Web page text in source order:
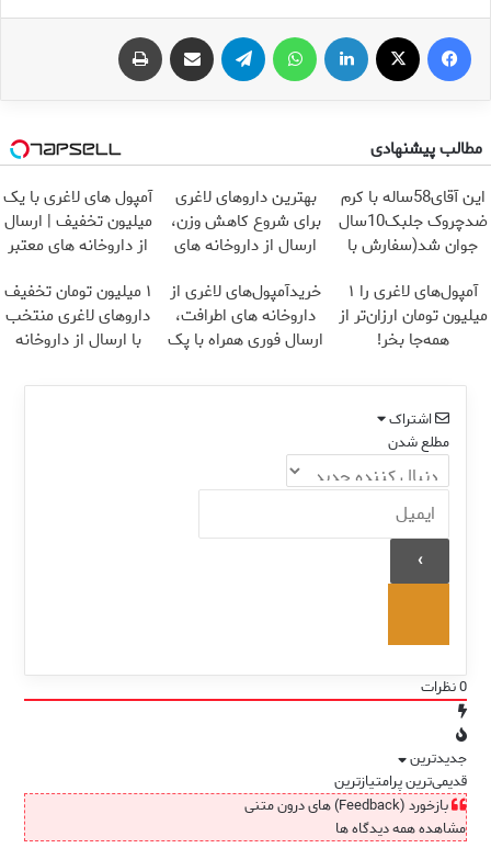
فیس بوک لینکدین تلگرام اشتراک گذاری از طریق ایمیل
مطالب پیشنهادی
این آقای58ساله با کرم
ضدچروک جلبک10سال
جوان شد(سفارش با
بهترین داروهای لاغری
برای شروع کاهش وزن،
ارسال از داروخانه های
آمپول های لاغری با یک
میلیون تخفیف | ارسال
از داروخانه های معتبر
آمپول‌های لاغری را ۱
میلیون تومان ارزان‌تر از
همه‌جا بخر!
خریدآمپول‌های لاغری از
داروخانه های اطرافت،
ارسال فوری همراه با پک
۱ میلیون تومان تخفیف
داروهای لاغری منتخب
با ارسال از داروخانه
اشتراک
مطلع شدن
0نظرات
جدیدترین
قدیمی‌ترینپرامتیازترین
بازخورد (Feedback) های درون متنی
مشاهده همه دیدگاه ها